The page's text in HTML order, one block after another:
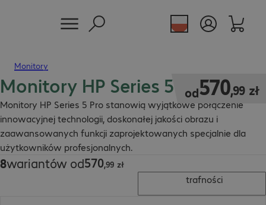
Monitory
Monitory HP Series 5 Pro
Monitory HP Series 5 Pro stanowią wyjątkowe połączenie
innowacyjnej technologii, doskonałej jakości obrazu i
zaawansowanych funkcji zaprojektowanych specjalnie dla
użytkowników profesjonalnych.
od570,99 zł
570,99 zł
8wariantów od570,99 zł
570,99 zł
trafności